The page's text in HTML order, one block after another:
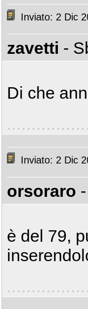
Inviato: 2 Dic
zavetti -
Di che
Inviato: 2 Dic
orsoraro
è del 79,